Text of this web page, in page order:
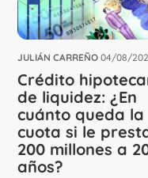
JULIÁN CARREÑO 04/08/
Crédito
de liquidez: ¿En
cuánto queda la
cuota si le
200 millones a
años?